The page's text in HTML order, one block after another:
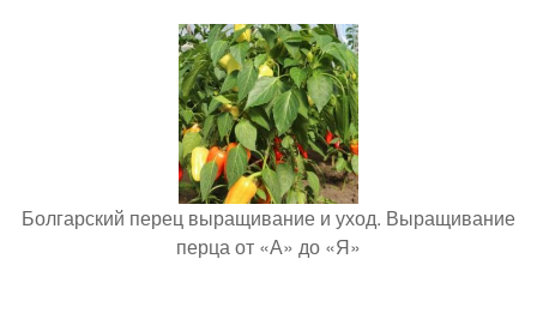
Болгарский перец выращивание и уход. Выращивание
перца от «А» до «Я»